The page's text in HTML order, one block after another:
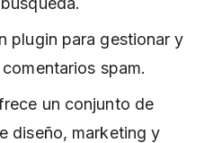
plugin para gestionar y
spam.
un conjunto de
diseño, marketing y